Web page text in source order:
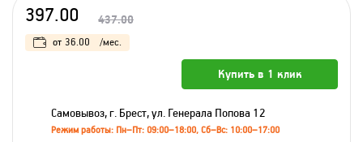
397.00 437.00
от 36.00 /мес.
Купить в 1 клик
Самовывоз, г. Брест, ул. Генерала Попова 12
Режим работы: Пн–Пт: 09:00–18:00, Сб–Вс: 10:00–17:00